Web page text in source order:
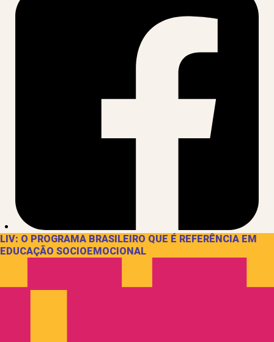
LIV: O PROGRAMA BRASILEIRO QUE É REFERÊNCIA EM
EDUCAÇÃO SOCIOEMOCIONAL